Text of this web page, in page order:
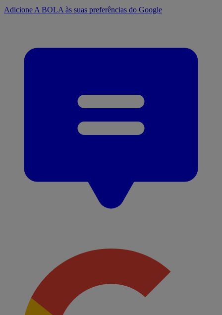
Adicione A BOLA às suas preferências do Google